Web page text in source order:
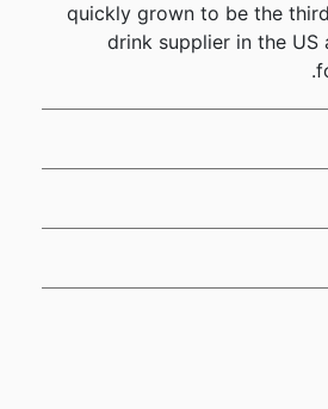
quickly grown to be the
drink supplier in the US